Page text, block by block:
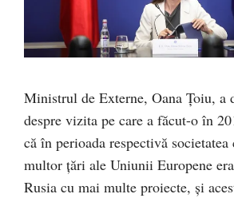
Ministrul de Externe, Oana Ţoiu, a
despre vizita pe care a făcut-o în
că în perioada respectivă
multor ţări ale Uniunii Europene
Rusia cu mai multe proiecte, şi